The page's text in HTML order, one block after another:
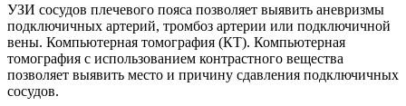
УЗИ сосудов плечевого пояса позволяет выявить аневризмы
подключичных артерий, тромбоз артерии или подключичной
вены. Компьютерная томография (КТ). Компьютерная
томография с использованием контрастного вещества
позволяет выявить место и причину сдавления подключичных
сосудов.